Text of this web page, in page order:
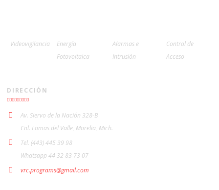
Videovigilancia
Energía
Fotovoltaica
Alarmas e
Intrusión
Control de
Acceso
DIRECCIÓN
Av. Siervo de la Nación 328-B
Col. Lomas del Valle, Morelia, Mich.
Tel. (443) 445 39 98
Whatsapp 44 32 83 73 07
vrc.programs@gmail.com